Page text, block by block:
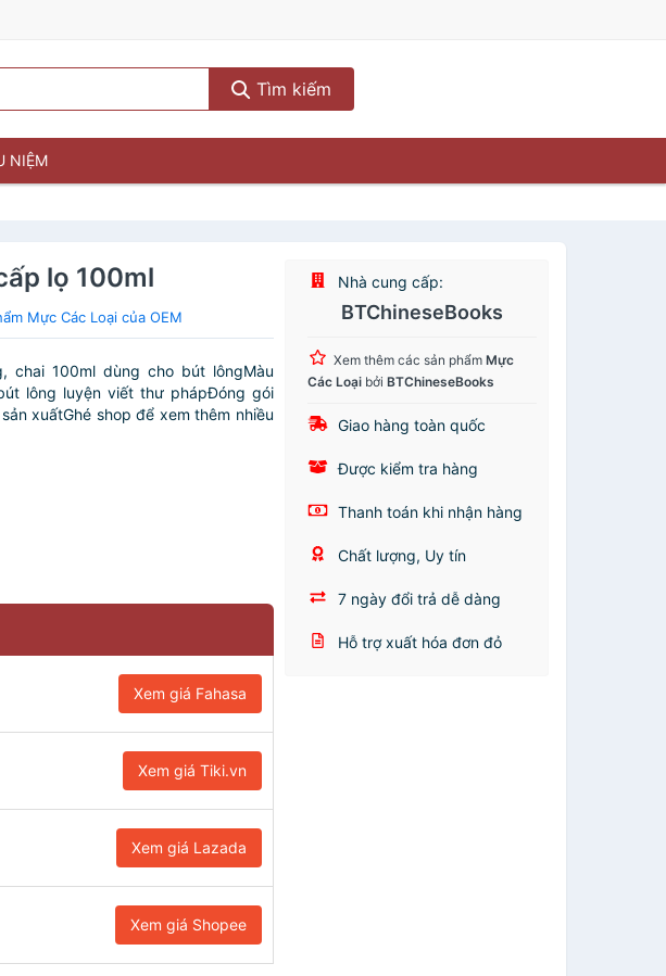
Tìm kiếm
NIỆM
lọ 100ml
Mực Các Loại của OEM
chai 100ml dùng cho bút lôngMàu
lông luyện viết thư phápĐóng gói
xuấtGhé shop để xem thêm nhiều
Xem giá Fahasa
Xem giá Tiki.vn
Xem giá Lazada
Xem giá Shopee
Nhà cung cấp:
BTChineseBooks
Xem thêm các sản phẩmMực
Các Loại bởiBTChineseBooks
Giao hàng toàn quốc
Được kiểm tra hàng
Thanh toán khi nhận hàng
Chất lượng, Uy tín
7 ngày đổi trả dễ dàng
Hỗ trợ xuất hóa đơn đỏ